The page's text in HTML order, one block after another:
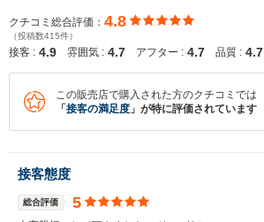
クチコミ総合評価： 4.8
（投稿数415件）
接客 : 4.9 雰囲気 : 4.7 アフター : 4.7 品質 : 4.7
この販売店で購入された方のクチコミでは
「 接客の満足度 」が特に評価されています
接客態度
総合評価 5